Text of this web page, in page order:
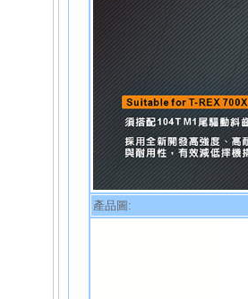
產品圖: